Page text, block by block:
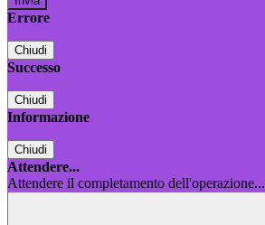
Errore
Chiudi
Successo
Chiudi
Informazione
Chiudi
Attendere...
Attendere il completamento dell'operazione...